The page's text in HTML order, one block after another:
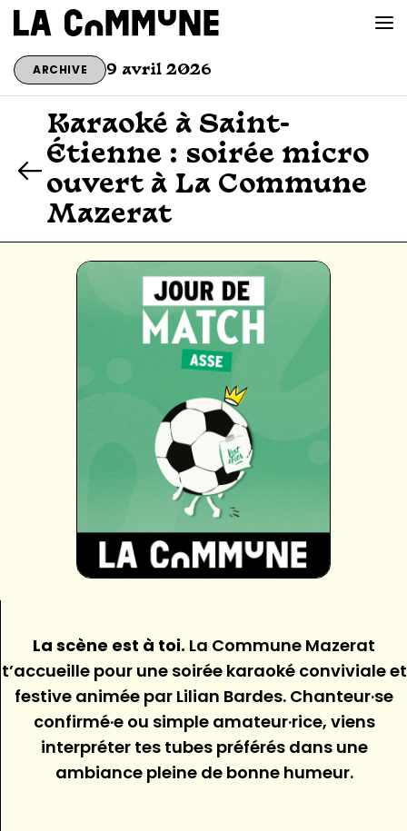
VOIR LA CARTE
CHEFS
PROG’
BAR CONVIVIAL
PRIVATISER
ARCHIVE 9 avril 2026
Karaoké à Saint-
Étienne : soirée micro
ouvert à La Commune
Mazerat
La scène est à toi. La Commune Mazerat
t’accueille pour une soirée karaoké conviviale et
festive animée par Lilian Bardes. Chanteur·se
confirmé·e ou simple amateur·rice, viens
interpréter tes tubes préférés dans une
ambiance pleine de bonne humeur.